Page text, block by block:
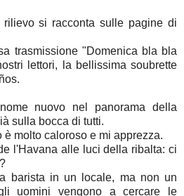
si racconta sulle pagine di
trasmissione "Domenica bla bla
lettori, la bellissima soubrette
nuovo nel panorama della
sulla bocca di tutti.
molto caloroso e mi apprezza.
l'Havana alle luci della ribalta: ci
barista in un locale, ma non un
uomini vengono a cercare le